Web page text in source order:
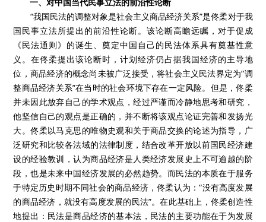
“我国民法的调整对象是社会主义商品经济关系”是佟柔对于我
国民事立法所提出的前沿性论断。该论断高瞻远瞩，对于促成
《民法通则》的诞生、奠定中国自己的民法体系具有奠基性意
义。在佟柔提出该论断时，计划经济仍占据我国经济的主导地
位，商品经济的概念尚未被广泛接受，将社会主义民法界定为“调
整商品经济关系”在当时的社会环境下存在一定风险。但是，佟柔
并未因此放弃自己的学术观点，经过严谨而冷静地思考和研究，
他坚信自己的观点是正确的，并不断将该观点论证完善和发扬光
大。佟柔以马克思的唯物史观和关于商品交换的论述为指导，广
泛研究和比较各法域的法律制度，结合改革开放以前国民经济建
设的经验教训，认为商品经济是人类经济发展史上不可逾越的阶
段，也是未来中国经济发展的必然趋势。而民法的本质在于服务
于特定历史时期不同社会的商品经济，佟柔认为：“没有高度发展
的商品经济，就没有高度发展的民法”。在此基础上，佟柔创造性
地提出：民法是商品经济的基本法，民法的主要功能在于为发展